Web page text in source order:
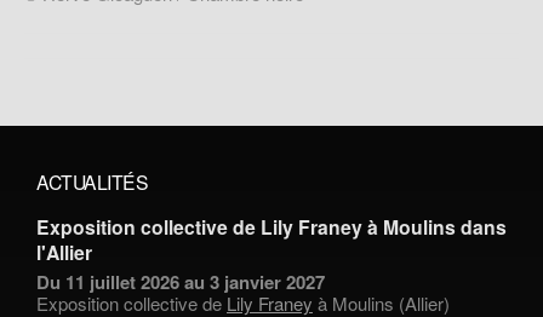
ACTUALITÉS
Exposition collective de Lily Franey à Moulins dans
l'Allier
Du 11 juillet 2026 au 3 janvier 2027
Exposition collective de Lily Franey à Moulins (Allier)